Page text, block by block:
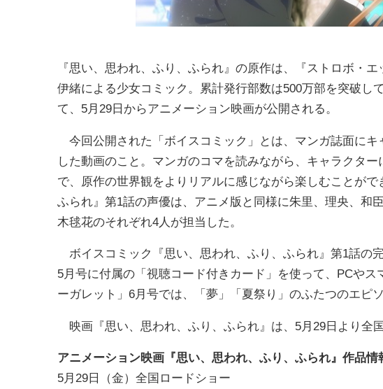
『思い、思われ、ふり、ふられ』の原作は、『ストロボ・
伊緒による少女コミック。累計発行部数は500万部を突破し
て、5月29日からアニメーション映画が公開される。
今回公開された「ボイスコミック」とは、マンガ誌面に
した動画のこと。マンガのコマを読みながら、キャラクタ
で、原作の世界観をよりリアルに感じながら楽しむことがで
ふられ』第1話の声優は、アニメ版と同様に朱里、理央、和
木毬花のそれぞれ4人が担当した。
ボイスコミック『思い、思われ、ふり、ふられ』第1話の
5月号に付属の「視聴コード付きカード」を使って、PCや
ーガレット」6月号では、「夢」「夏祭り」のふたつのエピ
映画『思い、思われ、ふり、ふられ』は、5月29日より全
アニメーション映画『思い、思われ、ふり、ふられ』作品情
5月29日（金）全国ロードショー